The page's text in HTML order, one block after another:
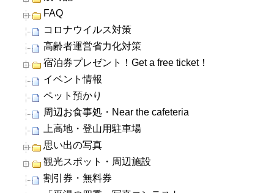
FAQ
コロナウイルス対策
高齢者運営省力化対策
宿泊券プレゼント！Get a free ticket！
イベント情報
ペット預かり
周辺お食事処・Near the cafeteria
上高地・登山用駐車場
思い出の写真
観光スポット・周辺施設
割引券・無料券